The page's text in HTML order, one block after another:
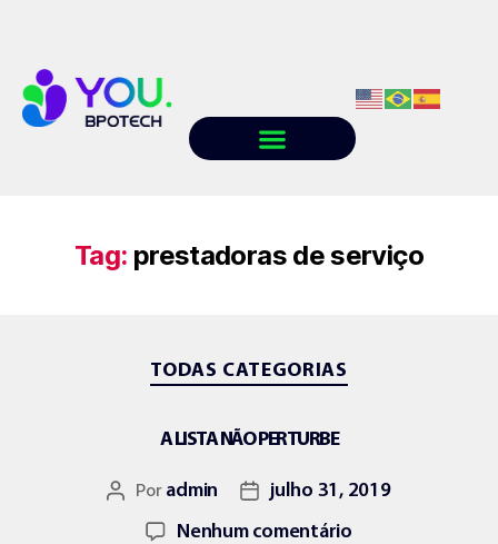
Tag: prestadoras de serviço
TODAS CATEGORIAS
A LISTA NÃO PERTURBE
Por admin
julho 31, 2019
Nenhum comentário